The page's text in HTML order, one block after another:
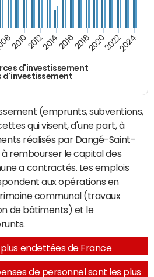
d'investissement
d'investissement
20102012201420162018202020222024
(emprunts, subventions,
qui visent, d'une part, à
réalisés par Dangé-Saint-
rembourser le capital des
a contractés. Les emplois
aux opérations en
communal (travaux
de bâtiments) et le
plus endettées de France
de personnel sont les plus